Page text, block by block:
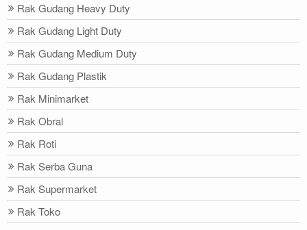
Rak Gudang Heavy Duty
Rak Gudang Light Duty
Rak Gudang Medium Duty
Rak Gudang Plastik
Rak Minimarket
Rak Obral
Rak Roti
Rak Serba Guna
Rak Supermarket
Rak Toko